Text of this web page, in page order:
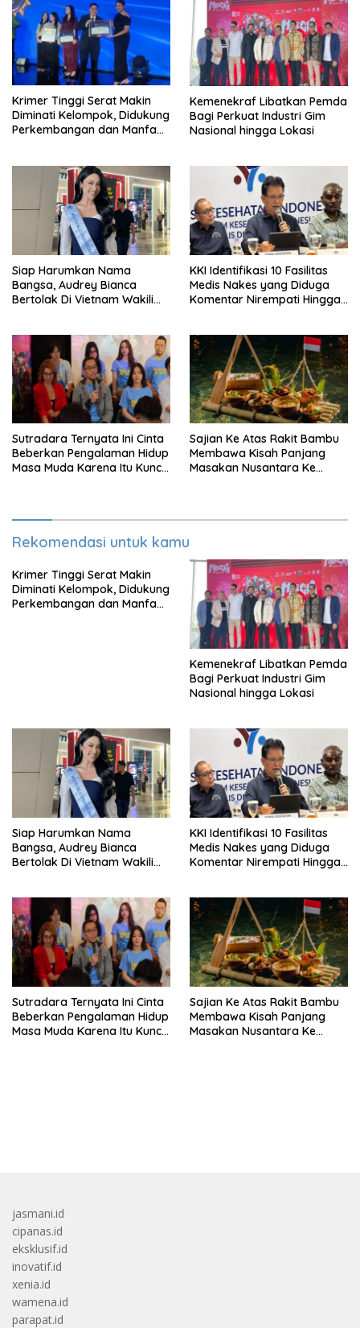
Krimer Tinggi Serat Makin
Diminati Kelompok, Didukung
Perkembangan dan Manfaat
Kemenekraf Libatkan Pemda
Bagi Perkuat Industri Gim
Nasional hingga Lokasi
Siap Harumkan Nama
Bangsa, Audrey Bianca
Bertolak Di Vietnam Wakili
KKI Identifikasi 10 Fasilitas
Medis Nakes yang Diduga
Komentar Nirempati Hingga
Sutradara Ternyata Ini Cinta
Beberkan Pengalaman Hidup
Masa Muda Karena Itu Kunci
Sajian Ke Atas Rakit Bambu
Membawa Kisah Panjang
Masakan Nusantara Ke
Rekomendasi untuk kamu
Krimer Tinggi Serat Makin
Diminati Kelompok, Didukung
Perkembangan dan Manfaat
Kemenekraf Libatkan Pemda
Bagi Perkuat Industri Gim
Nasional hingga Lokasi
Siap Harumkan Nama
Bangsa, Audrey Bianca
Bertolak Di Vietnam Wakili
KKI Identifikasi 10 Fasilitas
Medis Nakes yang Diduga
Komentar Nirempati Hingga
Sutradara Ternyata Ini Cinta
Beberkan Pengalaman Hidup
Masa Muda Karena Itu Kunci
Sajian Ke Atas Rakit Bambu
Membawa Kisah Panjang
Masakan Nusantara Ke
jasmani.id
cipanas.id
eksklusif.id
inovatif.id
xenia.id
wamena.id
parapat.id